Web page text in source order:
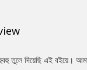
তুলে দিয়েছি এই বইয়ে।